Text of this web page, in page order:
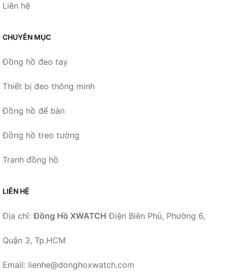
Liên hệ
CHUYÊN MỤC
Đồng hồ đeo tay
Thiết bị đeo thông minh
Đồng hồ để bàn
Đồng hồ treo tường
Tranh đồng hồ
LIÊN HỆ
Địa chỉ:Đồng Hồ XWATCH Điện Biên Phủ, Phường 6,
Quận 3, Tp.HCM
Email: lienhe@donghoxwatch.com